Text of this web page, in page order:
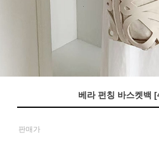
베라 펀칭 바스켓백
판매가